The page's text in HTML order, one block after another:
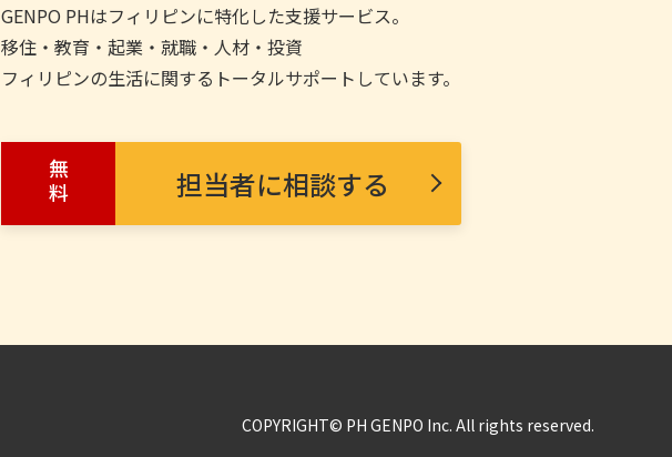
GENPO PHはフィリピンに特化した支援サービス。
移住・教育・起業・就職・人材・投資
フィリピンの生活に関するトータルサポートしています。
無料 担当者に相談する
COPYRIGHT© PH GENPO Inc. All rights reserved.